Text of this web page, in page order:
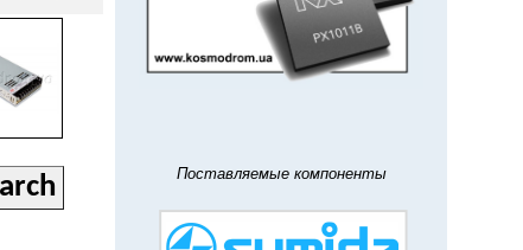
Поставляемые компоненты